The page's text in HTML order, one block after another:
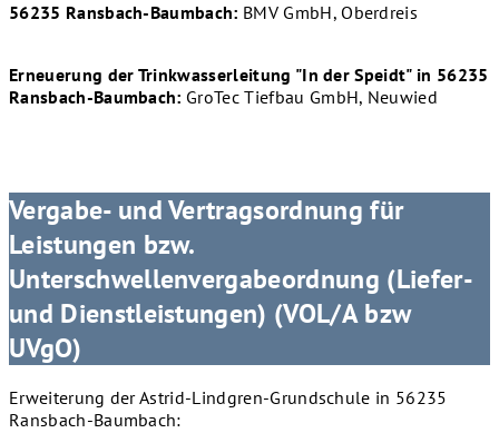
56235 Ransbach-Baumbach: BMV GmbH, Oberdreis
Erneuerung der Trinkwasserleitung "In der Speidt" in 56235
Ransbach-Baumbach: GroTec Tiefbau GmbH, Neuwied
Vergabe- und Vertragsordnung für
Leistungen bzw.
Unterschwellenvergabeordnung (Liefer-
und Dienstleistungen) (VOL/A bzw
UVgO)
Erweiterung der Astrid-Lindgren-Grundschule in 56235
Ransbach-Baumbach: